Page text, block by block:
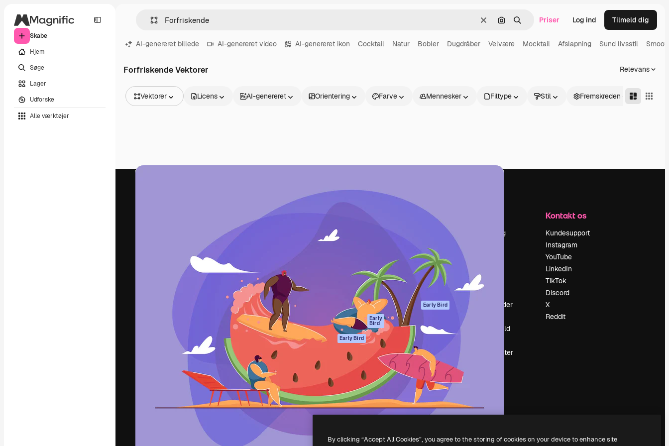
Skabe
Hjem
Søge
Lager
Udforske
Alle værktøjer
Klar Søg efter billede
Søge Priser Log ind Tilmeld dig
AI-genereret billede AI-genereret video AI-genereret ikon Cocktail Natur Bobler Dugdråber Velvære Mocktail Afslapning Sund livsstil
Forfriskende Vektorer Relevans
Vektorer
Videoer
Licens AI-genereret Orientering Farve Mennesker Filtype Stil Fremskreden
Den kreative platform til at skabe dit bedste
arbejde. Over 1 million abonnenter – fra
kreative og virksomheder til bureauer og
studier.
Dansk
Produkter
Spaces
AI-assistent
AI-videogenerator
stemmegenerator
Stockindhold
MCP til
Claude/ChatGPT
Early
Bird
Agenter Early Bird
Mobilapp
Alle Magnific
værktøjer
Kom godt i
Dokumentation
Support
Vilkår for brug
Privatlivspolitik
Originaler
Early Bird
Cookies politik
Tillidscenter
Partnere
Virksomhed
Prissætning
Søgetrends
Blog
Begivenheder
Sælg indhold
Leder du efter
Kontakt os
Kundesupport
Instagram
YouTube
LinkedIn
TikTok
Discord
X
Reddit
Copyright © 2010- Freepik Company S.L.U. Alle rettigheder forbeholdes.
By clicking “Accept All Cookies”, you agree to the storing of cookies on your device to enhance site